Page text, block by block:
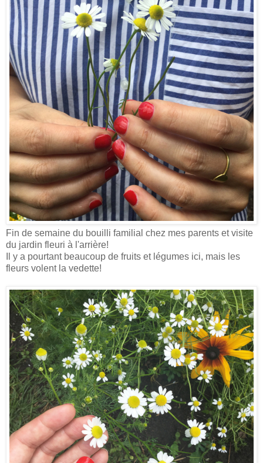
Fin de semaine du bouilli familial chez mes parents et visite
du jardin fleuri à l'arrière!
Il y a pourtant beaucoup de fruits et légumes ici, mais les
fleurs volent la vedette!